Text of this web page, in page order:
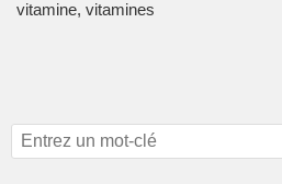
vitamine, vitamines